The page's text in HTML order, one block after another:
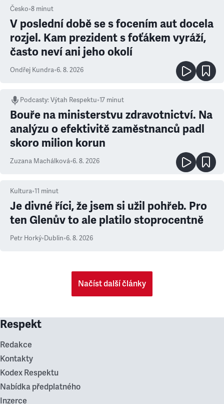
Česko•8 minut
V poslední době se s focením aut docela
rozjel. Kam prezident s foťákem vyráží,
často neví ani jeho okolí
Ondřej Kundra•6. 8. 2026
Podcasty:Výtah Respektu•17 minut
Bouře na ministerstvu zdravotnictví. Na
analýzu o efektivitě zaměstnanců padl
skoro milion korun
Zuzana Machálková•6. 8. 2026
Kultura•11 minut
Je divné říci, že jsem si užil pohřeb. Pro
ten Glenův to ale platilo stoprocentně
Petr Horký•Dublin•6. 8. 2026
Načíst další články
Respekt
Redakce
Kontakty
Kodex Respektu
Nabídka předplatného
Inzerce